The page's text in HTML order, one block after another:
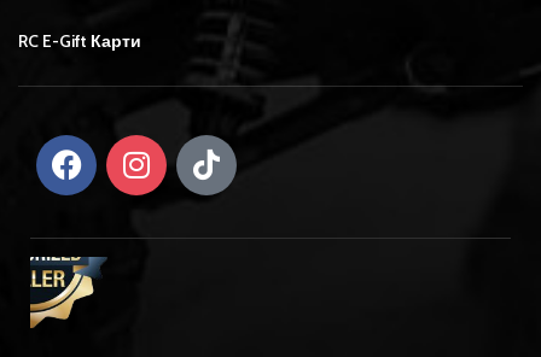
RC E-Gift Карти